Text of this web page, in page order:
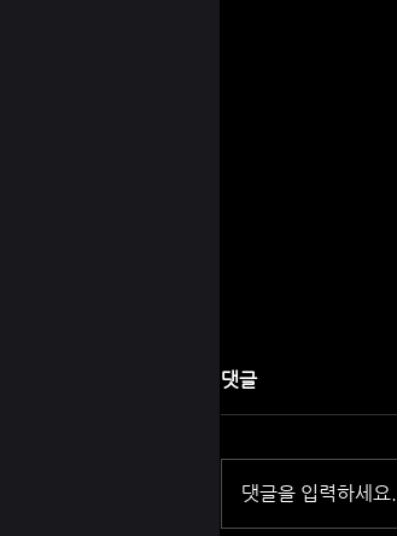
댓글
댓글을 입력하세요.